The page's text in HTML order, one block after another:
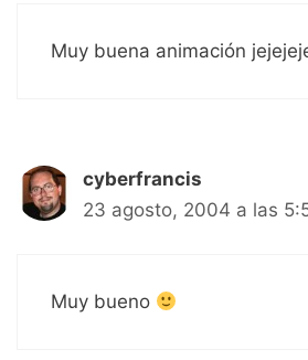
Muy buena animación
cyberfrancis
23 agosto, 2004 a las
Muy bueno